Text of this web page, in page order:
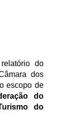
do
dos
escopo de
do
do